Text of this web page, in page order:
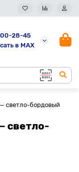
28-45
в MAX
светло-бордовый
светло-